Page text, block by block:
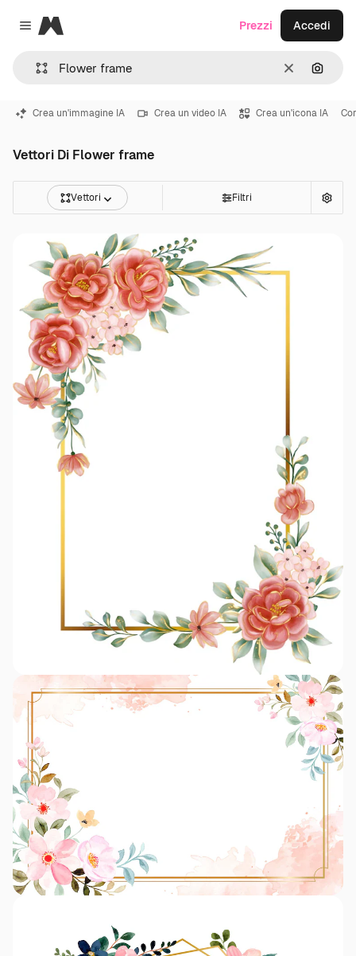
Close menu
Magnific
CancellaCerca
Prezzi Accedi
Crea un'immagine IA Crea un video IA Crea un'icona IA
Vettori Di Flower frame
Vettori Filtri